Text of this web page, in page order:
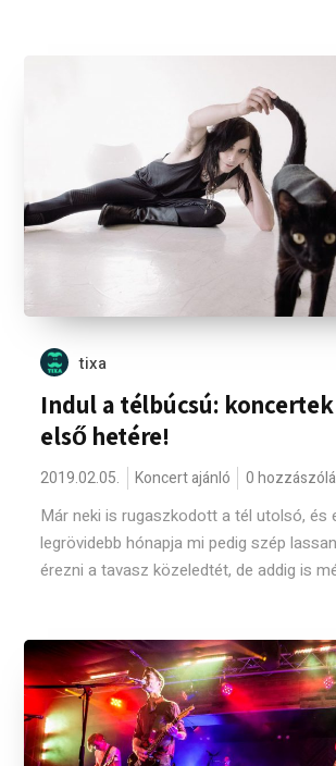
tixa
Indul a télbúcsú:
első hetére!
2019.02.05. Koncert ajánló 0
Már neki is rugaszkodott a tél utolsó, és
legrövidebb hónapja mi pedig szép
érezni a tavasz közeledtét, de addig is